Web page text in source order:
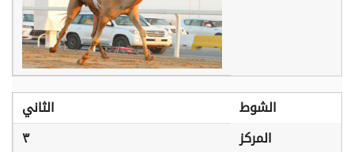
الشوط
الثاني
المركز
٣